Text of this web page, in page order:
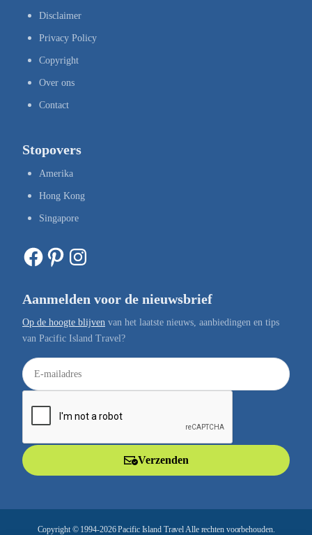
Disclaimer
Privacy Policy
Copyright
Over ons
Contact
Stopovers
Amerika
Hong Kong
Singapore
Facebook Pinterest Instagram
Aanmelden voor de nieuwsbrief
Op de hoogte blijven van het laatste nieuws, aanbiedingen en tips
van Pacific Island Travel?
E
-
a
Verzenden
Copyright © 1994-2026 Pacific Island Travel Alle rechten voorbehouden.